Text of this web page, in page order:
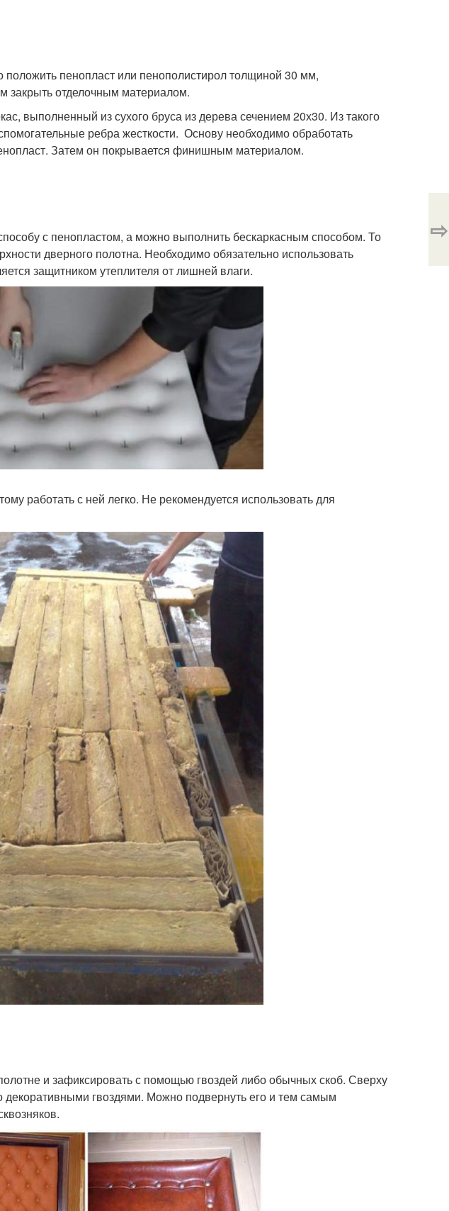
пенопласт или пенополистирол толщиной 30 мм,
закрыть отделочным материалом.
выполненный из сухого бруса из дерева сечением 20х30. Из такого
ребра жесткости. Основу необходимо обработать
Затем он покрывается финишным материалом.
с пенопластом, а можно выполнить бескаркасным способом. То
дверного полотна. Необходимо обязательно использовать
защитником утеплителя от лишней влаги.
работать с ней легко. Не рекомендуется использовать для
и зафиксировать с помощью гвоздей либо обычных скоб. Сверху
декоративными гвоздями. Можно подвернуть его и тем самым
⇨